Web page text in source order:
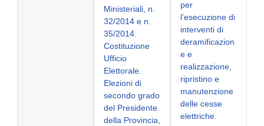
Ministeriali, n.
32/2014 e n.
35/2014.
Costituzione
Ufficio
Elettorale.
Elezioni di
secondo grado
del Presidente
della Provincia,
per
l’esecuzione di
interventi di
deramificazion
e e
realizzazione,
ripristino e
manutenzione
delle cesse
elettriche.